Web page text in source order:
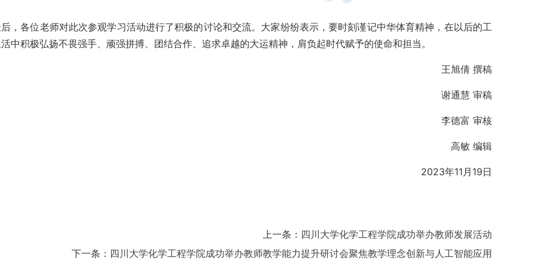
，各位老师对此次参观学习活动进行了积极的讨论和交流。大家纷纷表示，要时刻谨记中华体育精神，在以后的工
中积极弘扬不畏强手、顽强拼搏、团结合作、追求卓越的大运精神，肩负起时代赋予的使命和担当。
王旭倩 撰稿
谢通慧 审稿
李德富 审核
高敏 编辑
2023年11月19日
上一条： 四川大学化学工程学院成功举办教师发展活动
下一条： 四川大学化学工程学院成功举办教师教学能力提升研讨会聚焦教学理念创新与人工智能应用